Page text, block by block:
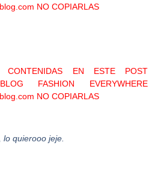
NO COPIARLAS
EN ESTE POST
FASHION EVERYWHERE
NO COPIARLAS
lo quierooo jeje.